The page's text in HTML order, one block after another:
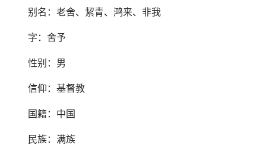
别名：老舍、絜青、鸿来、非我
字：舍予
性别：男
信仰：基督教
国籍：中国
民族：满族